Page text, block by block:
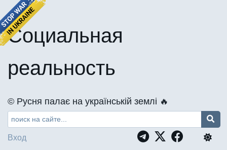
Социальная
реальность
©️ Русня палає на українській землі 🔥
Вход